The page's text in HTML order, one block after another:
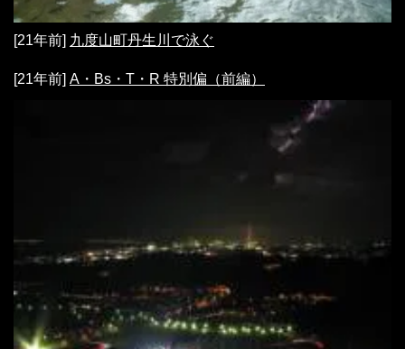
[21年前] 九度山町丹生川で泳ぐ
[21年前] A・Bs・T・R 特別偏（前編）